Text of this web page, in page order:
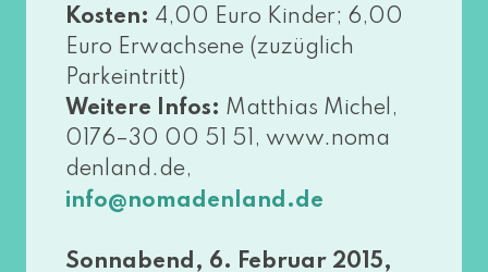
Kosten: 4,00 Euro Kinder; 6,00
Euro Erwachsene (zuzüg­lich
Parkeintritt)
Weitere Infos: Matthias Michel,
0176–30 00 51 51, www​.noma​
den​land​.de,
info@​nomadenland.​de
Sonnabend, 6. Februar 2015,